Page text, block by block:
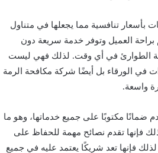
بأسعار تنافسية مما يجعلها في متناول
براحة العميل وتوفر خدمة سريعة دون
الطوارئ في أي وقت. لذلك فهي ليست
الورقاء بل أيضًا شركة مكافحة الرمة
واسعة.
ضمانًا مكتوبًا على جميع خدماتها، وهو ما
فإنها تقدم نصائح مهمة للحفاظ على
فإنها تعد شريكًا يعتمد عليه في جميع